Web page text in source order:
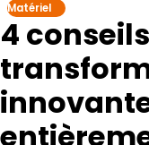
Matériel
4